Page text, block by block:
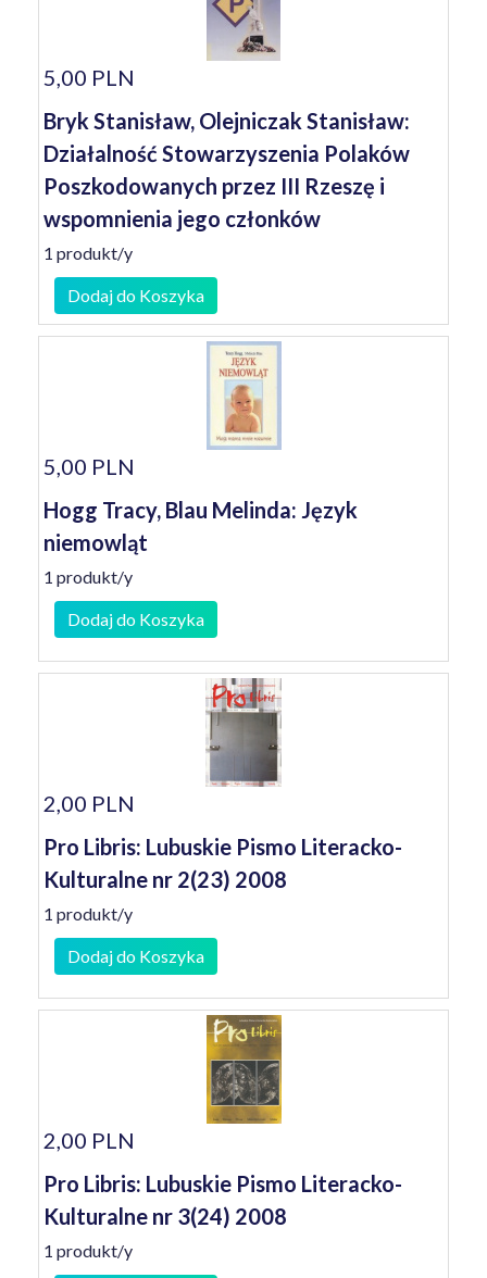
5,00 PLN
Bryk Stanisław, Olejniczak Stanisław:
Działalność Stowarzyszenia Polaków
Poszkodowanych przez III Rzeszę i
wspomnienia jego członków
1 produkt/y
Dodaj do Koszyka
5,00 PLN
Hogg Tracy, Blau Melinda: Język
niemowląt
1 produkt/y
Dodaj do Koszyka
2,00 PLN
Pro Libris: Lubuskie Pismo Literacko-
Kulturalne nr 2(23) 2008
1 produkt/y
Dodaj do Koszyka
2,00 PLN
Pro Libris: Lubuskie Pismo Literacko-
Kulturalne nr 3(24) 2008
1 produkt/y